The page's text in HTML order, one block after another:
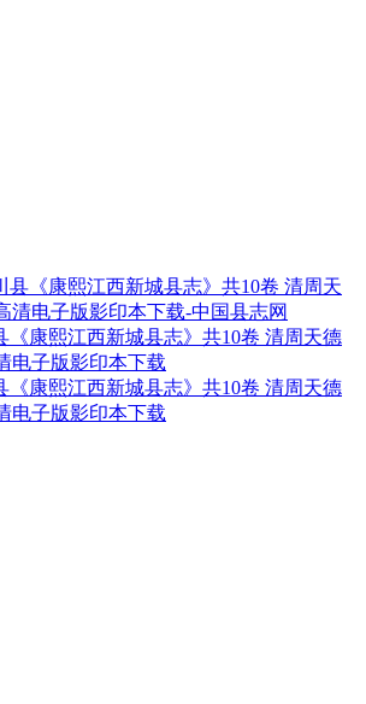
《康熙江西新城县志》共10卷 清周天德
电子版影印本下载
《康熙江西新城县志》共10卷 清周天德
电子版影印本下载